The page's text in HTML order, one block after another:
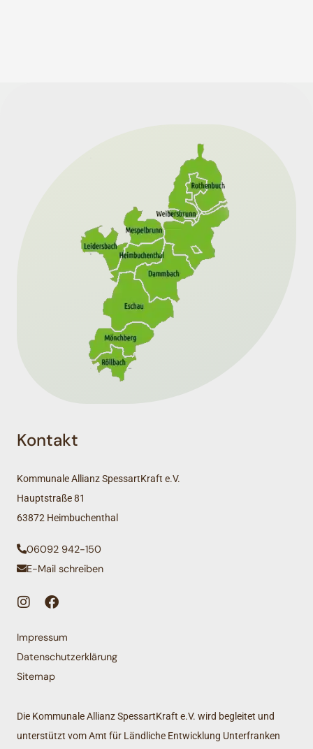
Kontakt
Kommunale Allianz SpessartKraft e.V.
Hauptstraße 81
63872 Heimbuchenthal
06092 942-150
E-Mail schreiben
Impressum
Datenschutzerklärung
Sitemap
Die Kommunale Allianz SpessartKraft e.V. wird begleitet und
unterstützt vom Amt für Ländliche Entwicklung Unterfranken